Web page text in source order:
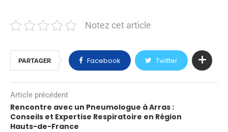
Notez cet article
PARTAGER Facebook Twitter
Article précédent
Rencontre avec un Pneumologue à Arras :
Conseils et Expertise Respiratoire en Région
Hauts-de-France